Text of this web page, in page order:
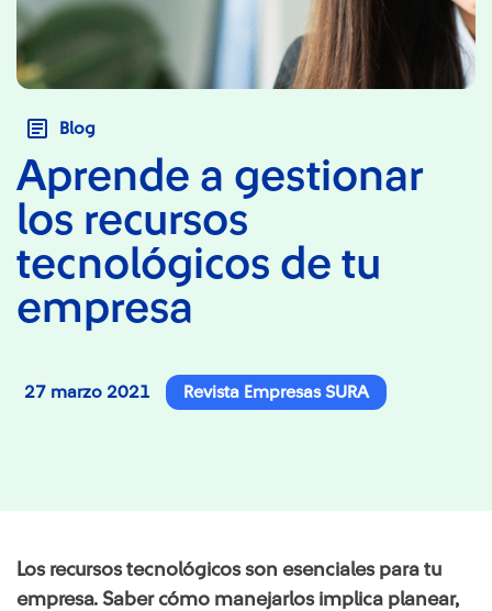
Blog
Aprende a gestionar
los recursos
tecnológicos de tu
empresa
27 marzo 2021 Revista Empresas SURA
Los recursos tecnológicos son esenciales para tu
empresa. Saber cómo manejarlos implica planear,